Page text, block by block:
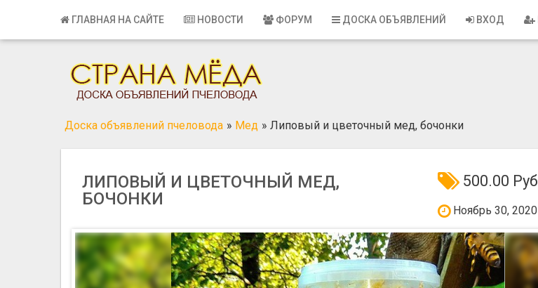
ГЛАВНАЯ НА САЙТЕ НОВОСТИ ФОРУМ ДОСКА ОБЪЯВЛЕНИЙ ВХОД
Главная
Регистрация
Доска объявлений пчеловода » Мед » Липовый и цветочный мед, бочонки
ЛИПОВЫЙ И ЦВЕТОЧНЫЙ МЕД,
БОЧОНКИ
500.00 Руб
Ноябрь 30, 2020